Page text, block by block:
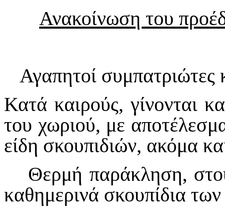
Ανακοίνωση του
Αγαπητοί συμπατριώτες
Κατά καιρούς, γίνονται
του χωριού, με
είδη σκουπιδιών, ακόμα
Θερμή παράκληση,
καθημερινά σκουπίδια των